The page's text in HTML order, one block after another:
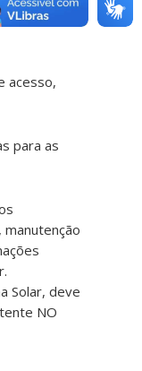
acesso,
para as
Solar, deve
NO